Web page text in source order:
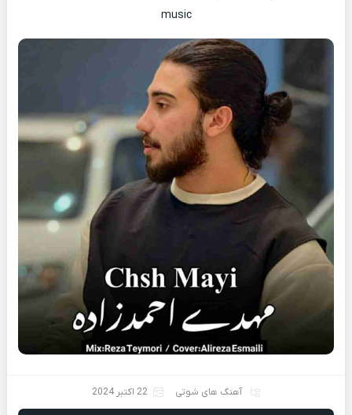
music
آهنگ های شوتی 22 اکتبر 2024